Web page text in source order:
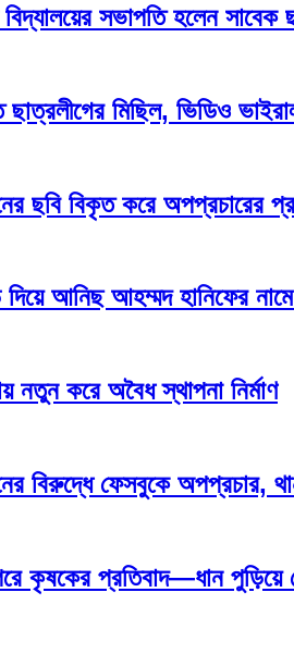
সভাপতি হলেন
ছাত্রলীগের মিছিল, ভিডিও
ছবি বিকৃত করে অপপ্রচারের
আনিছ আহম্মদ হানিফের
নতুন করে অবৈধ স্থাপনা নির্মাণ
বিরুদ্ধে ফেসবুকে অপপ্রচার,
কৃষকের প্রতিবাদ—ধান পুড়িয়ে